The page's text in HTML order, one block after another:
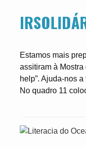
Estamos mais
assitiram à Mostra
help”. Ajuda-nos
No quadro 11